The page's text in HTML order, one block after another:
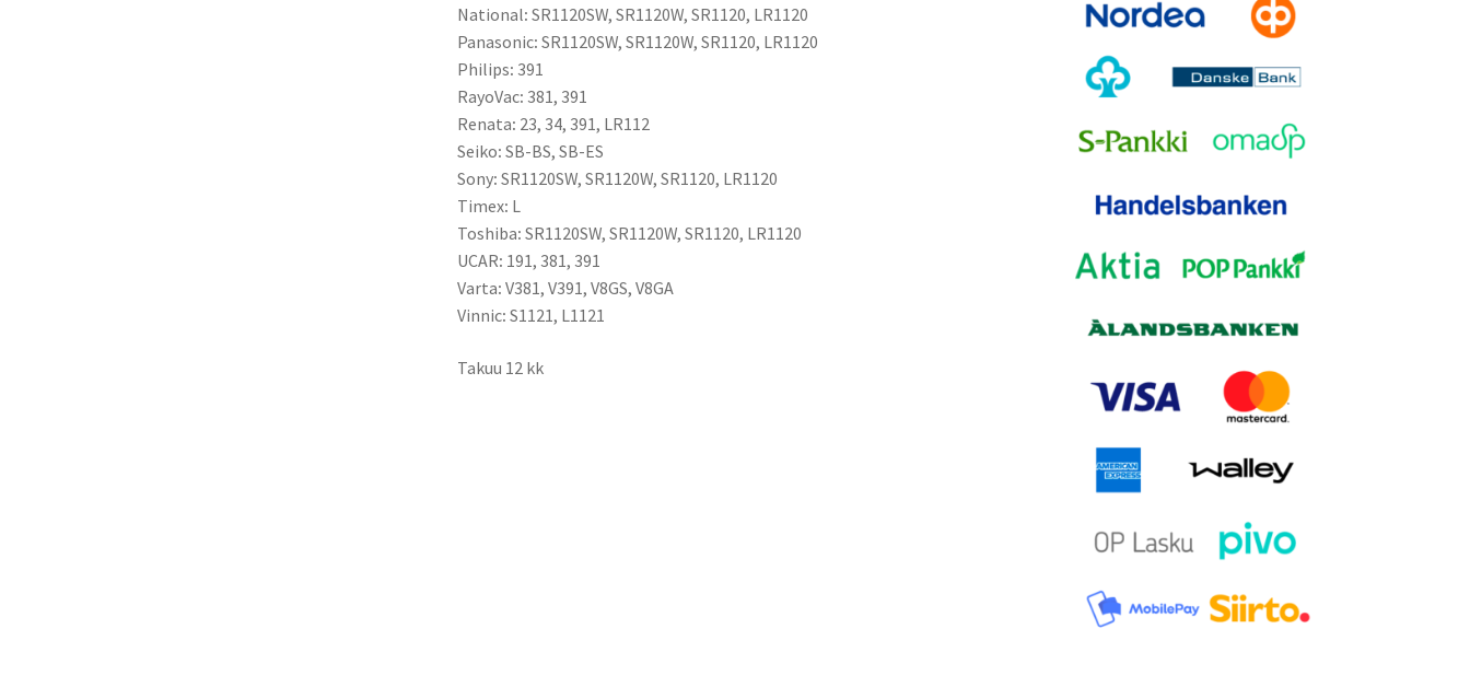
National: SR1120SW, SR1120W, SR1120, LR1120
Panasonic: SR1120SW, SR1120W, SR1120, LR1120
Philips: 391
RayoVac: 381, 391
Renata: 23, 34, 391, LR112
Seiko: SB-BS, SB-ES
Sony: SR1120SW, SR1120W, SR1120, LR1120
Timex: L
Toshiba: SR1120SW, SR1120W, SR1120, LR1120
UCAR: 191, 381, 391
Varta: V381, V391, V8GS, V8GA
Vinnic: S1121, L1121
Takuu 12 kk